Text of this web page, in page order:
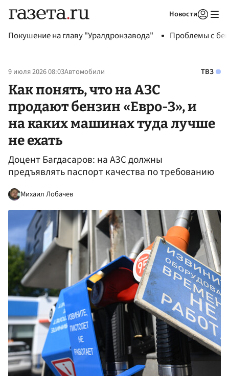
Новости
Покушение на главу "Уралдронзавода" Проблемы с
9 июля 2026 08:03Автомобили ТВЗ
Как понять, что на АЗС
продают бензин «Евро-3», и
на каких машинах туда лучше
не ехать
Доцент Багдасаров: на АЗС должны
предъявлять паспорт качества по требованию
Михаил Лобачев